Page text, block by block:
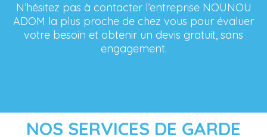
N’hésitez pas à contacter l’entreprise NOUNOU
ADOM la plus proche de chez vous pour évaluer
votre besoin et obtenir un devis gratuit, sans
engagement.
NOS SERVICES DE GARDE